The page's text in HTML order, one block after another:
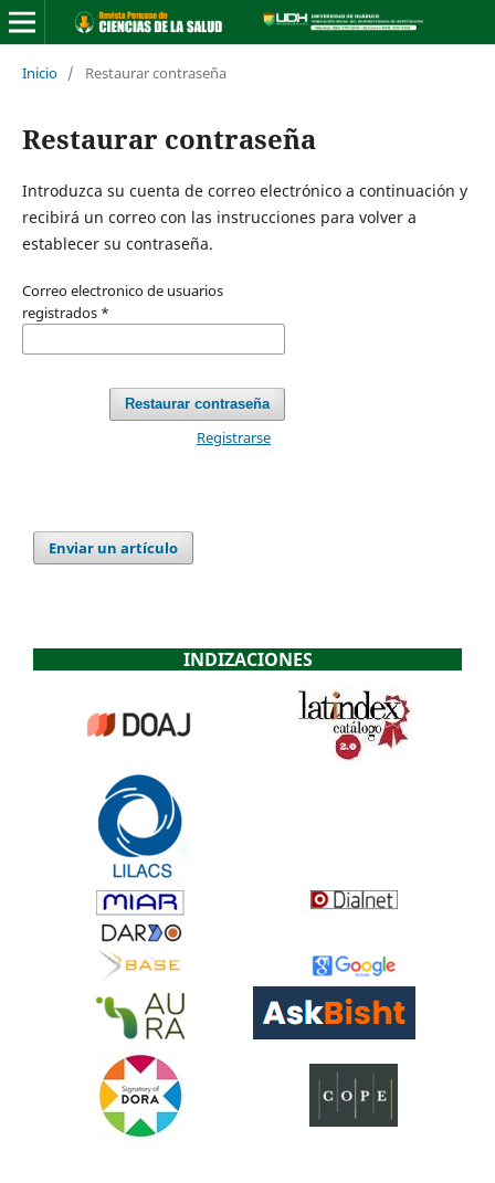
Inicio / Restaurar contraseña
Restaurar contraseña
Introduzca su cuenta de correo electrónico a continuación y
recibirá un correo con las instrucciones para volver a
establecer su contraseña.
Correo electronico de usuarios
registrados *
Restaurar contraseña
Registrarse
Enviar un artículo
INDIZACIONES